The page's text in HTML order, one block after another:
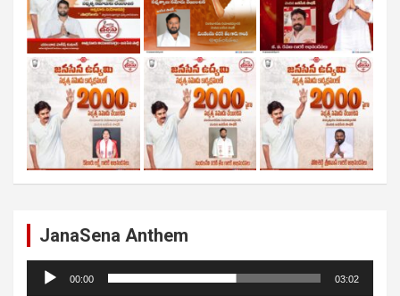
JanaSena Anthem
Audio
Player
00:00 03:02